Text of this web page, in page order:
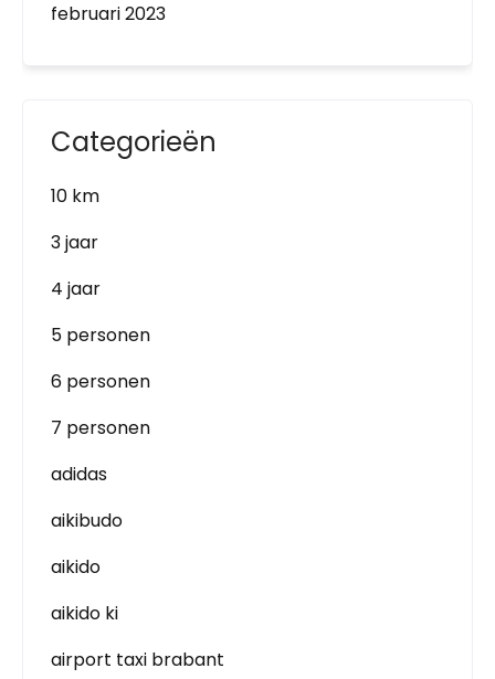
februari 2023
Categorieën
10 km
3 jaar
4 jaar
5 personen
6 personen
7 personen
adidas
aikibudo
aikido
aikido ki
airport taxi brabant